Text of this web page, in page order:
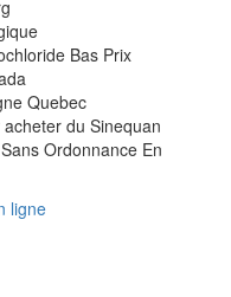
Bas Prix
Quebec
du Sinequan
Ordonnance En
ligne